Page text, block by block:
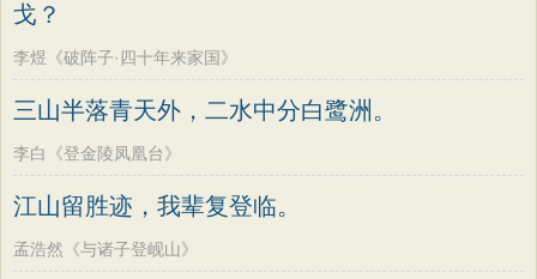
戈？
李煜《破阵子·四十年来家国》
三山半落青天外，二水中分白鹭洲。
李白《登金陵凤凰台》
江山留胜迹，我辈复登临。
孟浩然《与诸子登岘山》